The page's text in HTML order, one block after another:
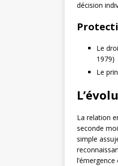
décision
Le
1979)
Le
La relation
seconde
simple